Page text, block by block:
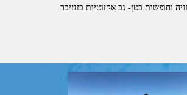
וחופשות בטן- גב אקזוטיות בזנזיבר.
IATA. כל החופשות שאנו מציעים
ישיר.
מה זה אומר מבחינתכם?